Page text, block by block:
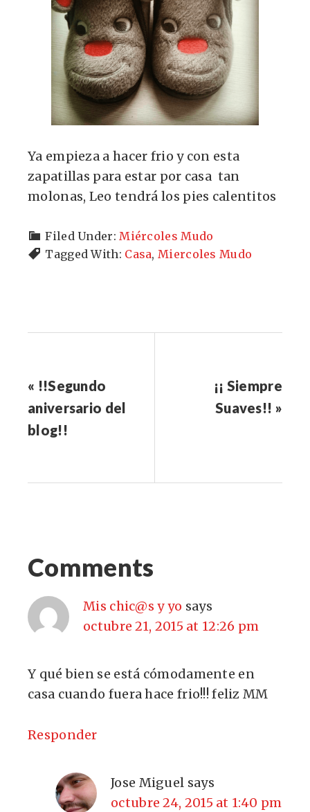
Ya empieza a hacer frio y con esta
zapatillas para estar por casa tan
molonas, Leo tendrá los pies calentitos
Filed Under:Miércoles Mudo
Tagged With: Casa,Miercoles Mudo
« !!Segundo
aniversario del
blog!!
¡¡ Siempre
Suaves!! »
Comments
Mis chic@s y yo says
octubre 21, 2015 at 12:26 pm
Y qué bien se está cómodamente en
casa cuando fuera hace frio!!! feliz MM
Responder
Jose Miguel says
octubre 24, 2015 at 1:40 pm